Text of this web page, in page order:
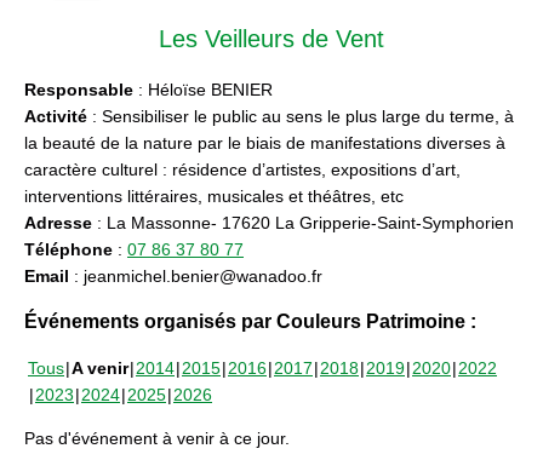
Les Veilleurs de Vent
Responsable : Héloïse BENIER
Activité : Sensibiliser le public au sens le plus large du terme, à
la beauté de la nature par le biais de manifestations diverses à
caractère culturel : résidence d’artistes, expositions d’art,
interventions littéraires, musicales et théâtres, etc
Adresse : La Massonne- 17620 La Gripperie-Saint-Symphorien
Téléphone : 07 86 37 80 77
Email : jeanmichel.benier@wanadoo.fr
Événements organisés par Couleurs Patrimoine :
Tous A venir 2014 2015 2016 2017 2018 2019 2020 2022
2023 2024 2025 2026
Pas d'événement à venir à ce jour.